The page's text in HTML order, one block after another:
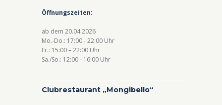
Öffnungszeiten:
ab dem 20.04.2026
Mo.-Do.: 17:00 - 22:00 Uhr
Fr.: 15:00 – 22:00 Uhr
Sa./So.: 12:00 - 16:00 Uhr
Clubrestaurant „Mongibello“